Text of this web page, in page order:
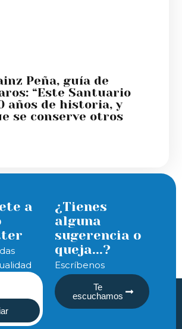
Peña, guía de
“Este Santuario
años de historia, y
se conserve otros
a
¿Tienes
alguna
sugerencia o
queja...?
Escríbenos
Te
escuchamos